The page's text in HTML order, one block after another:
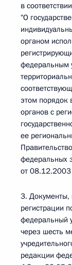
в
"О
органом
федеральным
этом порядок
органов с
ее
федеральных
от
3. Документы,
регистрации
федеральный
через шесть
редакции